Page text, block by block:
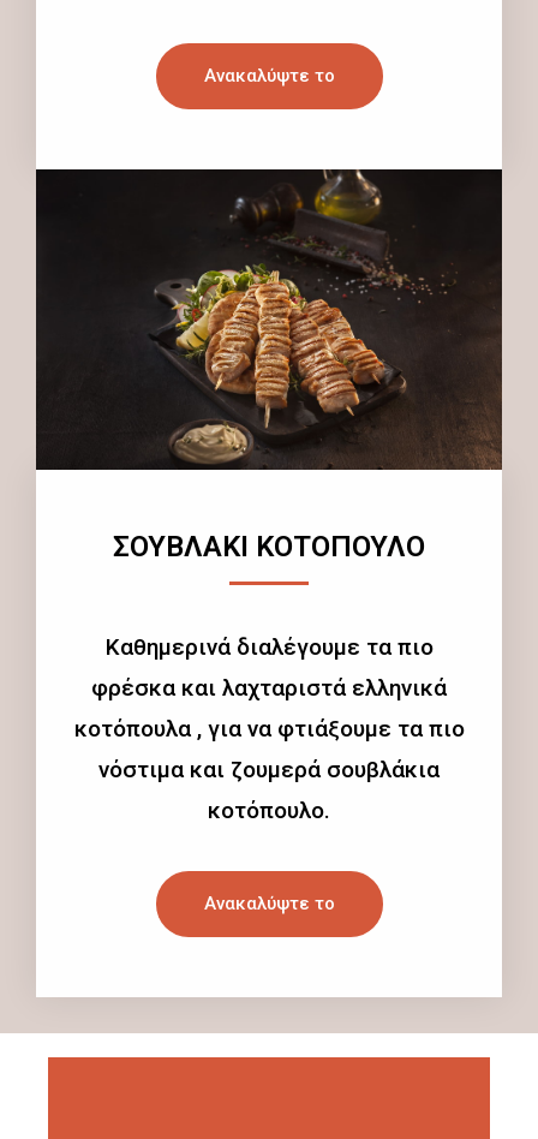
Ανακαλύψτε το
ΣΟΥΒΛΑΚΙ ΚΟΤΟΠΟΥΛΟ
Καθημερινά διαλέγουμε τα πιο
φρέσκα και λαχταριστά ελληνικά
κοτόπουλα , για να φτιάξουμε τα πιο
νόστιμα και ζουμερά σουβλάκια
κοτόπουλο.
Ανακαλύψτε το